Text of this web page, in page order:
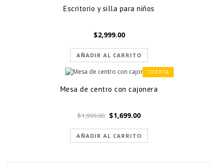
Escritorio y silla para niños
$2,999.00
AÑADIR AL CARRITO
OFERTA
Mesa de centro con cajonera
$1,999.00 El
original
era:
$1,699.00El
actual
es:
AÑADIR AL CARRITO